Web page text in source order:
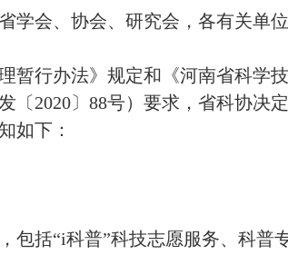
学会、协会、研究会，各有关单位
行办法》规定和《河南省科学技
〔2020〕88号）要求，省科协决
如下：
括“i科普”科技志愿服务、科普